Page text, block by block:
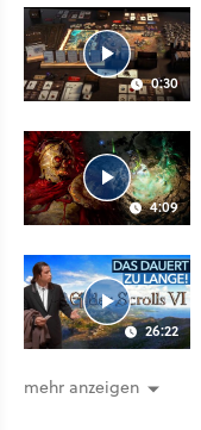
0:30
4:09
26:22
mehr anzeigen